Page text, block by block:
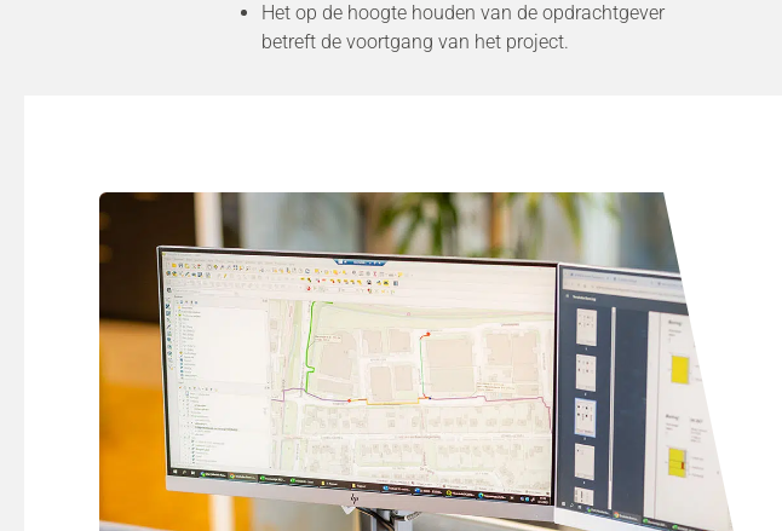
Het op de hoogte houden van de opdrachtgever
betreft de voortgang van het project.